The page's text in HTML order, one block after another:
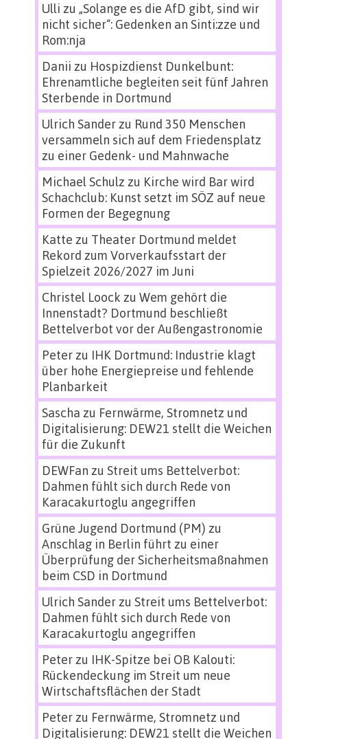
Ulli zu „Solange es die AfD gibt, sind wir
nicht sicher“: Gedenken an Sinti:zze und
Rom:nja
Danii zu Hospizdienst Dunkelbunt:
Ehrenamtliche begleiten seit fünf Jahren
Sterbende in Dortmund
Ulrich Sanderzu Rund 350 Menschen
versammeln sich auf dem Friedensplatz
zu einer Gedenk- und Mahnwache
Michael Schulz zu Kirche wird Bar wird
Schachclub: Kunst setzt im SÖZ auf neue
Formen der Begegnung
Katte zu Theater Dortmund meldet
Rekord zum Vorverkaufsstart der
Spielzeit 2026/2027 im Juni
Christel Loock zu Wem gehört die
Innenstadt? Dortmund beschließt
Bettelverbot vor der Außengastronomie
Peterzu IHK Dortmund: Industrie klagt
über hohe Energiepreise und fehlende
Planbarkeit
Sascha zu Fernwärme, Stromnetz und
Digitalisierung: DEW21 stellt die Weichen
für die Zukunft
DEWFan zu Streit ums Bettelverbot:
Dahmen fühlt sich durch Rede von
Karacakurtoglu angegriffen
Grüne Jugend Dortmund (PM) zu
Anschlag in Berlin führt zu einer
Überprüfung der Sicherheitsmaßnahmen
beim CSD in Dortmund
Ulrich Sanderzu Streit ums Bettelverbot:
Dahmen fühlt sich durch Rede von
Karacakurtoglu angegriffen
Peterzu IHK-Spitze bei OB Kalouti:
Rückendeckung im Streit um neue
Wirtschaftsflächen der Stadt
Peterzu Fernwärme, Stromnetz und
Digitalisierung: DEW21 stellt die Weichen